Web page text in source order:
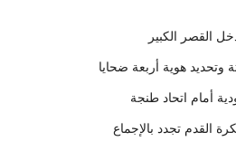
القصر الكبير
أمام اتحاد طنجة
القدم تجدد بالإجماع